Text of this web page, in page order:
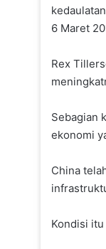
6 Maret
Rex
Sebagian
ekonomi
China
Kondisi